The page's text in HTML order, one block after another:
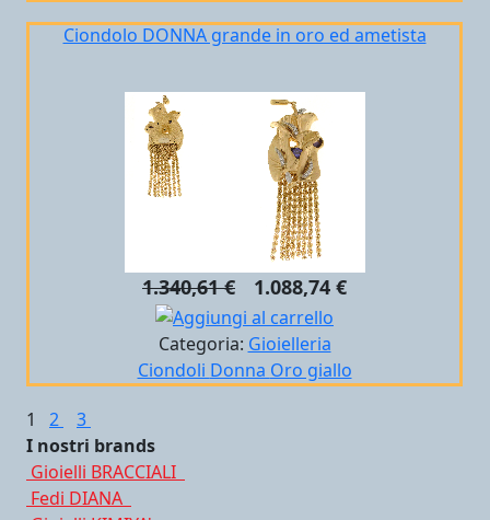
Ciondolo DONNA grande in oro ed ametista
1.340,61 € 1.088,74 €
Categoria: Gioielleria
Ciondoli Donna Oro giallo
1 2
3
I nostri brands
Gioielli BRACCIALI
Fedi DIANA